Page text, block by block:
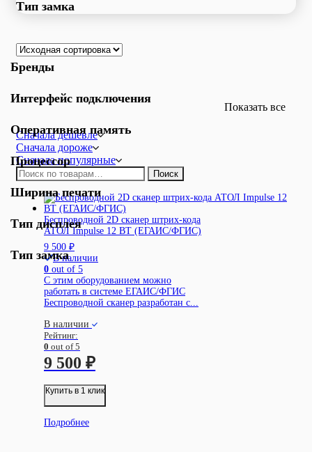
Тип замка
Бренды
Интерфейс подключения
Оперативная память
Процессор
Ширина печати
Тип дисплея
Тип замка
Показать все
Сначала дешевле
Сначала дороже
Сначала популярные
Искать:
Поиск
Беспроводной 2D сканер штрих-кода
АТОЛ Impulse 12 BT (ЕГАИС/ФГИС)
9 500 ₽
В наличии
0 out of 5
С этим оборудованием можно
работать в системе ЕГАИС/ФГИС
Беспроводной сканер разработан с...
В наличии
Рейтинг:
0 out of 5
9 500 ₽
Купить в 1 клик
Подробнее